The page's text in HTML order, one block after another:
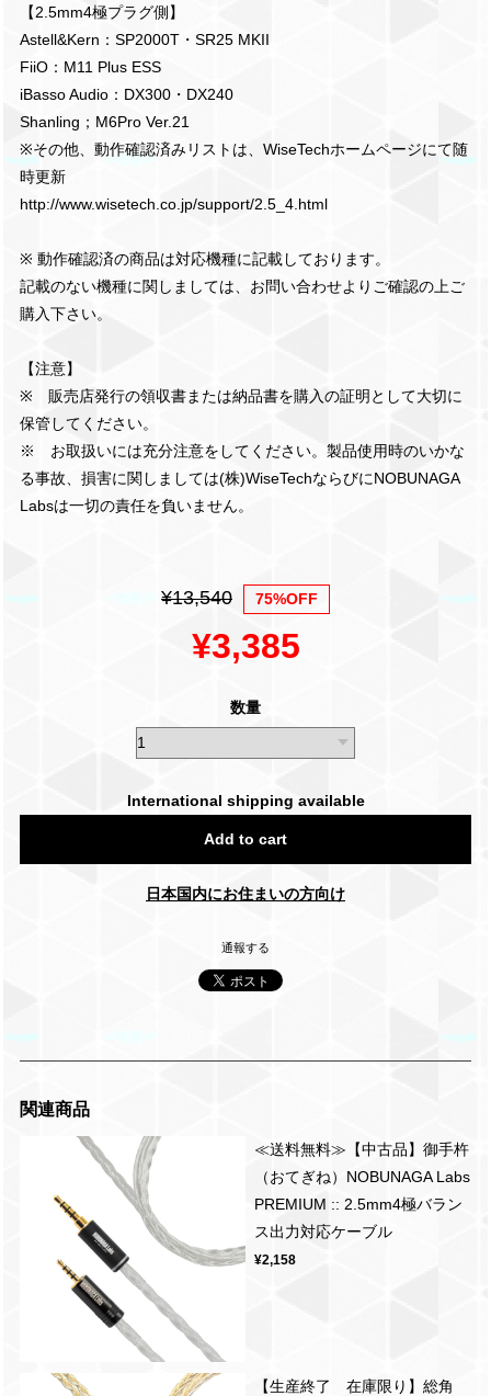
【2.5mm4極プラグ側】
Astell&Kern：SP2000T・SR25 MKII
FiiO：M11 Plus ESS
iBasso Audio：DX300・DX240
Shanling；M6Pro Ver.21
※その他、動作確認済みリストは、WiseTechホームページにて随
時更新
http://www.wisetech.co.jp/support/2.5_4.html
※ 動作確認済の商品は対応機種に記載しております。
記載のない機種に関しましては、お問い合わせよりご確認の上ご
購入下さい。
【注意】
※ 販売店発行の領収書または納品書を購入の証明として大切に
保管してください。
※ お取扱いには充分注意をしてください。製品使用時のいかな
る事故、損害に関しましては(株)WiseTechならびにNOBUNAGA
Labsは一切の責任を負いません。
¥13,540 75%OFF
¥3,385
数量
International shipping available
Add to cart
日本国内にお住まいの方向け
通報する
関連商品
≪送料無料≫【中古品】御手杵
（おてぎね）NOBUNAGA Labs
PREMIUM :: 2.5mm4極バラン
ス出力対応ケーブル
¥2,158
【生産終了 在庫限り】総角